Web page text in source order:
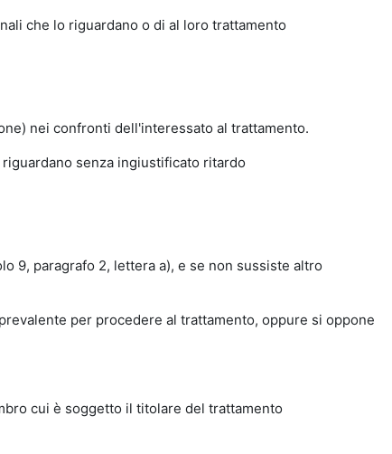
che lo riguardano o di al loro trattamento
nei confronti dell'interessato al trattamento.
senza ingiustificato ritardo
9, paragrafo 2, lettera a), e se non sussiste altro
per procedere al trattamento, oppure si oppone
cui è soggetto il titolare del trattamento